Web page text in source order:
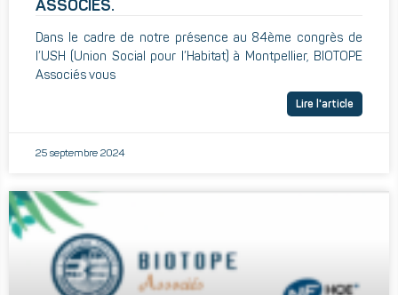
ASSOCIÉS.
Dans le cadre de notre présence au 84ème congrès de
l’USH (Union Social pour l’Habitat) à Montpellier, BIOTOPE
Associés vous
Lire l'article
25 septembre 2024